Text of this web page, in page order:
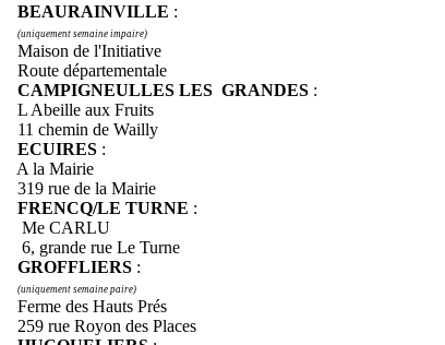
BEAURAINVILLE :
(uniquement semaine impaire)
Maison de l'Initiative
Route départementale
CAMPIGNEULLES LES GRANDES :
L Abeille aux Fruits
11 chemin de Wailly
ECUIRES :
A la Mairie
319 rue de la Mairie
FRENCQ/LE TURNE :
Me CARLU
6, grande rue Le Turne
GROFFLIERS :
(uniquement semaine paire)
Ferme des Hauts Prés
259 rue Royon des Places